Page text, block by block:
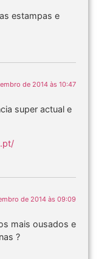
estampas e
de 2014 às 10:47
super actual e
de 2014 às 09:09
mais ousados e
?